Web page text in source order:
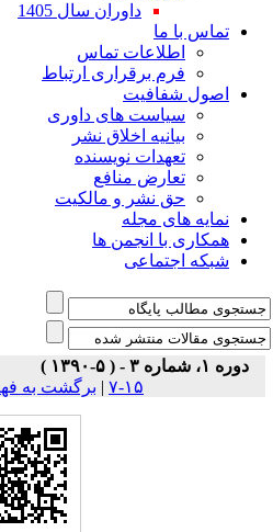
داوران سال 1405
تماس
برقراری ارتباط
های داوری
اخلاق نشر
نویسنده
منافع
نشر و مالکیت
مجله
انجمن ها
برگشت به فهرست نسخه ها